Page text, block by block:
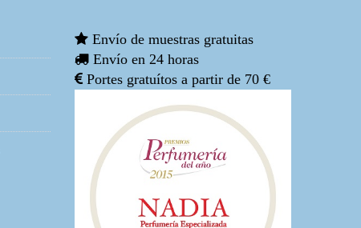
Envío de muestras gratuitas
Envío en 24 horas
Portes gratuítos a partir de 70 €